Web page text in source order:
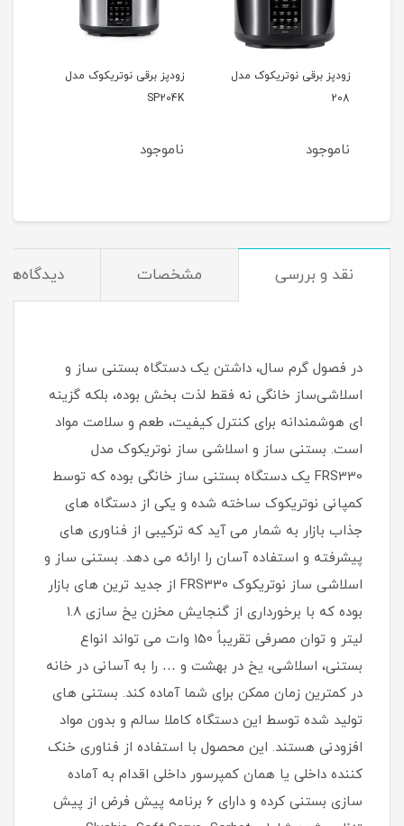
زودپز برقی نوتریکوک مدل
208
ناموجود
زودپز برقی نوتریکوک مدل
SP204K
ناموجود
نقد و بررسی مشخصات دیدگاه‌ها
در فصول گرم سال، داشتن یک دستگاه بستنی‌ ساز و
اسلاشی‌ساز خانگی نه فقط لذت بخش بوده، بلکه گزینه‌
ای هوشمندانه برای کنترل کیفیت، طعم و سلامت مواد
است. بستنی ساز و اسلاشی ساز نوتریکوک مدل
FRS330 یک دستگاه بستنی ساز خانگی بوده که توسط
کمپانی نوتریکوک ساخته شده و یکی از دستگاه‌ های
جذاب بازار به شمار می‌ آید که ترکیبی از فناوری‌ های
پیشرفته و استفاده آسان را ارائه می‌ دهد. بستنی ساز و
اسلاشی ساز نوتریکوک FRS330 از جدید ترین های بازار
بوده که با برخورداری از گنجایش مخزن یخ‌ سازی 1.8
لیتر و توان مصرفی تقریباً 150 وات می تواند انواع
بستنی، اسلاشی، یخ در بهشت و … را به آسانی در خانه
در کمترین زمان ممکن برای شما آماده کند. بستنی های
تولید شده توسط این دستگاه کاملا سالم و بدون مواد
افزودنی هستند. این محصول با استفاده از فناوری خنک‌
کننده داخلی یا همان کمپرسور داخلی اقدام به آماده
سازی بستنی کرده و دارای 6 برنامه‌ پیش‌ فرض از پیش